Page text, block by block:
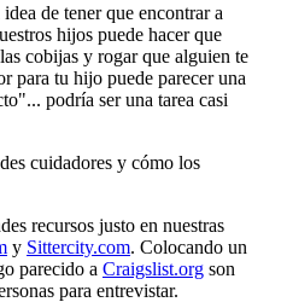
de tener que encontrar a
hijos puede hacer que
cobijas y rogar que alguien te
para tu hijo puede parecer una
podría ser una tarea casi
cuidadores y cómo los
recursos justo en nuestras
y Sittercity.com. Colocando un
parecido a Craigslist.org son
para entrevistar.